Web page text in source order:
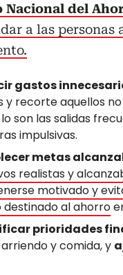
Nacional del
a las
gastos
y recorte aquellos
son las salidas
impulsivas.
metas
realistas y
motivado y
destinado al ahorro
prioridades
y comida, y